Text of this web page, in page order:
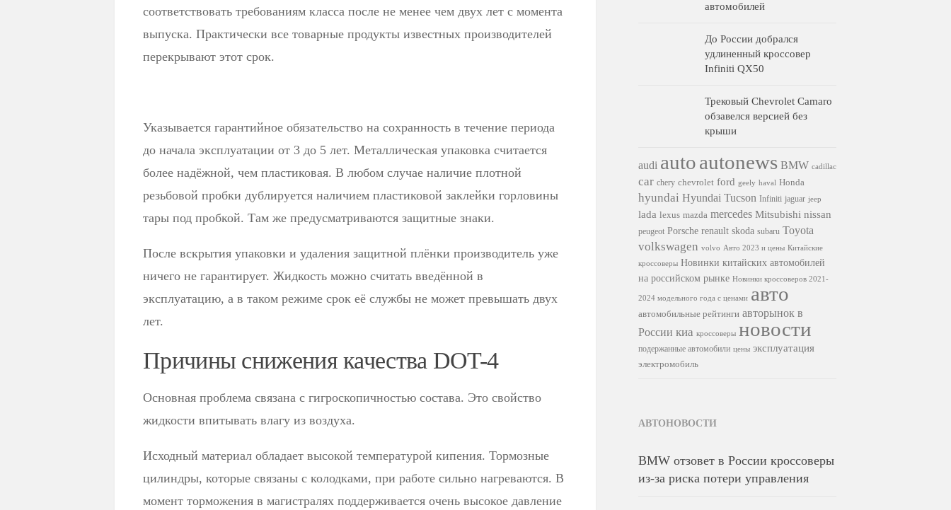
соответствовать требованиям класса после не менее чем двух лет с момента
выпуска. Практически все товарные продукты известных производителей
перекрывают этот срок.
Указывается гарантийное обязательство на сохранность в течение периода
до начала эксплуатации от 3 до 5 лет. Металлическая упаковка считается
более надёжной, чем пластиковая. В любом случае наличие плотной
резьбовой пробки дублируется наличием пластиковой заклейки горловины
тары под пробкой. Там же предусматриваются защитные знаки.
После вскрытия упаковки и удаления защитной плёнки производитель уже
ничего не гарантирует. Жидкость можно считать введённой в
эксплуатацию, а в таком режиме срок её службы не может превышать двух
лет.
Причины снижения качества DOT-4
Основная проблема связана с гигроскопичностью состава. Это свойство
жидкости впитывать влагу из воздуха.
Исходный материал обладает высокой температурой кипения. Тормозные
цилиндры, которые связаны с колодками, при работе сильно нагреваются. В
момент торможения в магистралях поддерживается очень высокое давление
автомобилей
До России добрался
удлиненный кроссовер
Infiniti QX50
Трековый Chevrolet Camaro
обзавелся версией без
крыши
audi autoautonews BMW cadillac
car chery chevrolet ford geely haval Honda
hyundai Hyundai Tucson Infiniti jaguar jeep
lada lexus mazda mercedes Mitsubishi nissan
peugeot Porsche renault skoda subaru Toyota
volkswagen volvo Авто 2023 и цены Китайские
кроссоверы Новинки китайских автомобилей
на российском рынке Новинки кроссоверов 2021-
2024 модельного года с ценами авто
автомобильные рейтинги авторынок в
России киа кроссоверы новости
подержанные автомобили цены эксплуатация
электромобиль
АВТОНОВОСТИ
BMW отзовет в России кроссоверы
из-за риска потери управления